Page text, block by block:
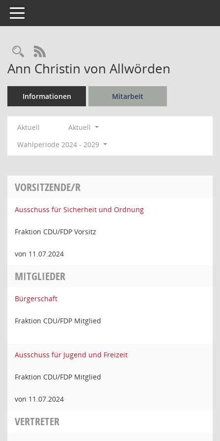
Toggle navigation
Rechercheauswahl
RSS-Feed
Ann Christin von Allwörden
Informationen Mitarbeit
Aktuell
Aktuell
Wahlperiode 2024 - 2029
VORSITZENDE/R
Ausschuss für Sicherheit und Ordnung
Fraktion CDU/FDP Vorsitz
von 11.07.2024
MITGLIEDER
Bürgerschaft
Fraktion CDU/FDP Mitglied
Ausschuss für Jugend und Freizeit
Fraktion CDU/FDP Mitglied
von 11.07.2024
VERTRETER